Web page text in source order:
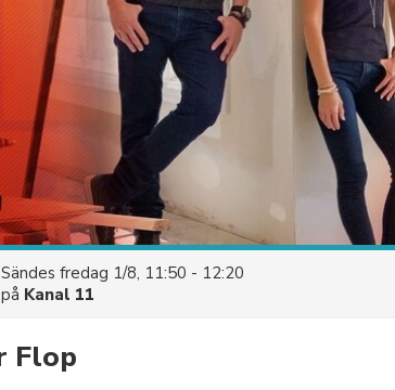
Sändes fredag 1/8, 11:50 - 12:20
på Kanal 11
Flop